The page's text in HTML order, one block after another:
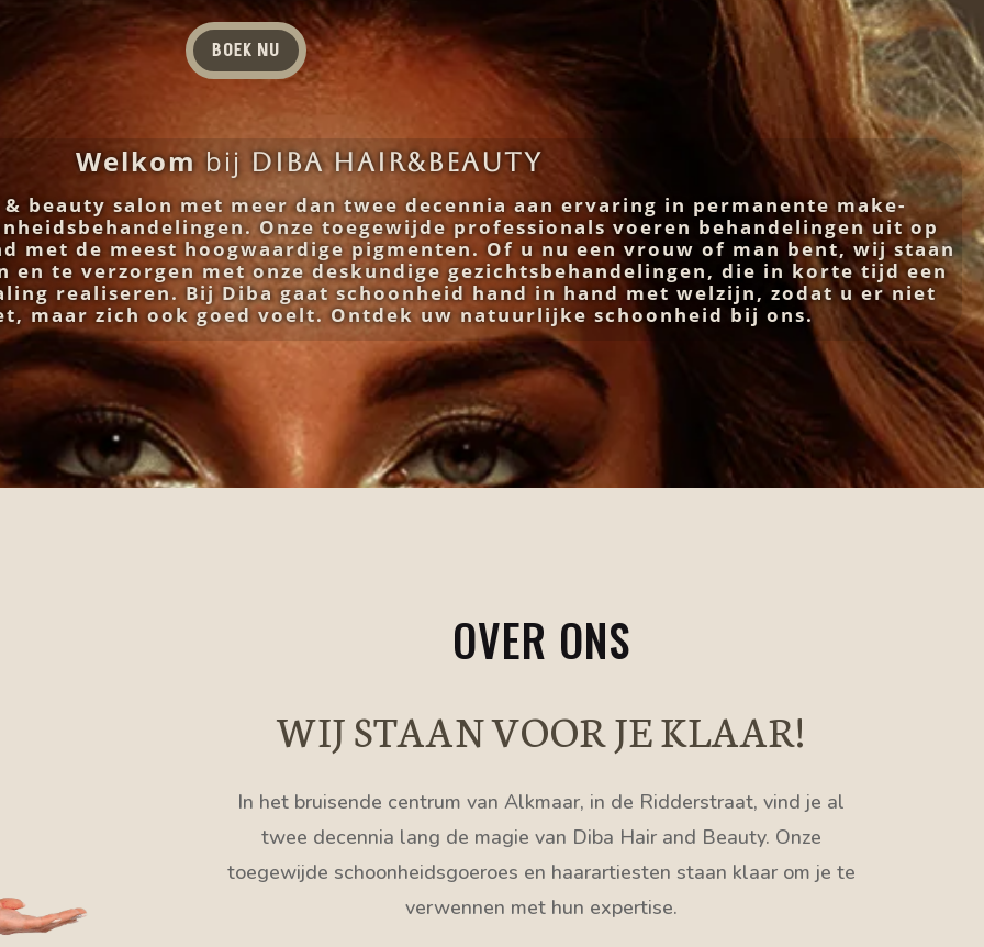
BOEK NU
Welkom bij Diba Hair&Beauty
beauty salon met meer dan twee decennia aan ervaring in permanente make-
Onze toegewijde professionals voeren behandelingen uit op
met de meest hoogwaardige pigmenten. Of u nu een vrouw of man bent, wij staan
te verzorgen met onze deskundige gezichtsbehandelingen, die in korte tijd een
realiseren. Bij Diba gaat schoonheid hand in hand met welzijn, zodat u er niet
maar zich ook goed voelt. Ontdek uw natuurlijke schoonheid bij ons.
OVER ONS
WIJ STAAN VOOR JE KLAAR!
In het bruisende centrum van Alkmaar, in de Ridderstraat, vind je al
twee decennia lang de magie van Diba Hair and Beauty. Onze
toegewijde schoonheidsgoeroes en haarartiesten staan klaar om je te
verwennen met hun expertise.